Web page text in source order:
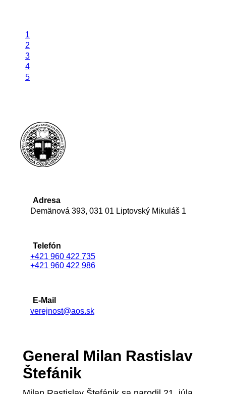
1
2
3
4
5
Adresa
Demänová 393, 031 01 Liptovský Mikuláš 1
Telefón
+421 960 422 735
+421 960 422 986
E-Mail
verejnost@aos.sk
General Milan Rastislav
Štefánik